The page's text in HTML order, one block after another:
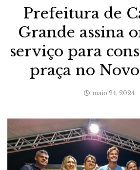
Prefeitura de
Grande assina
serviço para
praça no
maio 24, 2024